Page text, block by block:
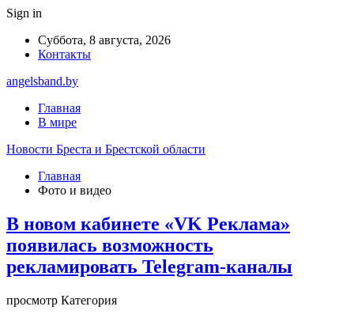
Sign in
Суббота, 8 августа, 2026
Контакты
angelsband.by
Главная
В мире
Новости Бреста и Брестской области
Главная
Фото и видео
В новом кабинете «VK Реклама»
появилась возможность
рекламировать Telegram-каналы
просмотр Категория